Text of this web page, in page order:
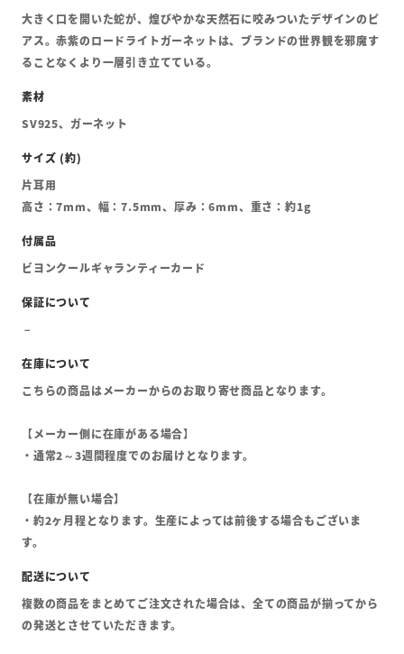
大きく口を開いた蛇が、煌びやかな天然石に咬みついたデザインのピ
アス。赤紫のロードライトガーネットは、ブランドの世界観を邪魔す
ることなくより一層引き立てている。
SV925、ガーネット
片耳用
高さ：7mm、幅：7.5mm、厚み：6mm、重さ：約1g
ビヨンクールギャランティーカード
こちらの商品はメーカーからのお取り寄せ商品となります。
【メーカー側に在庫がある場合】
・通常2～3週間程度でのお届けとなります。
【在庫が無い場合】
・約2ヶ月程となります。生産によっては前後する場合もございま
す。
複数の商品をまとめてご注文された場合は、全ての商品が揃ってから
の発送とさせていただきます。